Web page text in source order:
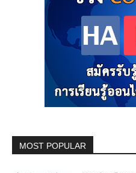
MOST POPULAR